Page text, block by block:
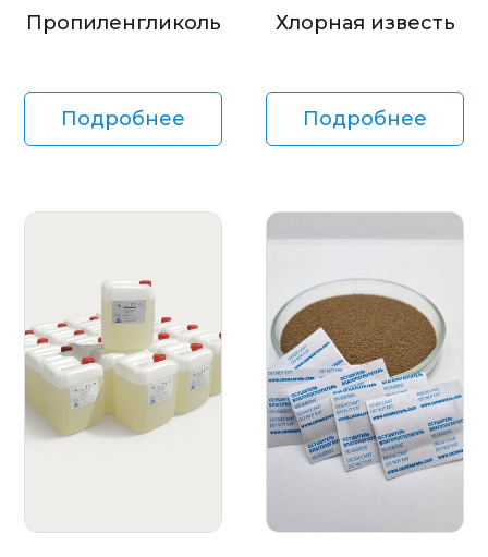
Пропиленгликоль
Подробнее
Хлорная известь
Подробнее